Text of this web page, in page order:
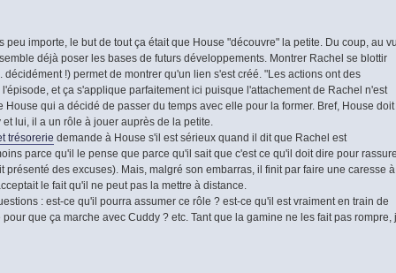
peu importe, le but de tout ça était que House "découvre" la petite. Du coup, au
déjà poser les bases de futurs développements. Montrer Rachel se blottir
!) permet de montrer qu'un lien s'est créé. "Les actions ont des
et ça s'applique parfaitement ici puisque l'attachement de Rachel n'est
qui a décidé de passer du temps avec elle pour la former. Bref, House doit
lui, il a un rôle à jouer auprès de la petite.
trésorerie demande à House s'il est sérieux quand il dit que Rachel est
parce qu'il le pense que parce qu'il sait que c'est ce qu'il doit dire pour
des excuses). Mais, malgré son embarras, il finit par faire une caresse à
le fait qu'il ne peut pas la mettre à distance.
: est-ce qu'il pourra assumer ce rôle ? est-ce qu'il est vraiment en train de
que ça marche avec Cuddy ? etc. Tant que la gamine ne les fait pas rompre,